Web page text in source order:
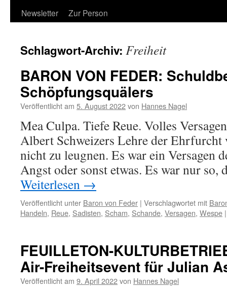
Newsletter
Zur Person
Schlagwort-Archiv: Freiheit
BARON VON FEDER:
Schöpfungsquälers
Veröffentlicht am 5. August 2022von Hannes Nagel
Mea Culpa. Tiefe Reue. Volles
Albert Schweizers Lehre der Ehrfurcht
nicht zu leugnen. Es war ein Versagen
Angst oder sonst etwas. Es war nur so,
Weiterlesen →
Veröffentlicht unter Baron von Feder | Verschlagwortet mit
Handeln, Reue, Sadisten, Scham, Schande, Versagen, Wespe |
FEUILLETON-
Air-Freiheitsevent für Julian
Veröffentlicht am 9. April 2022von Hannes Nagel